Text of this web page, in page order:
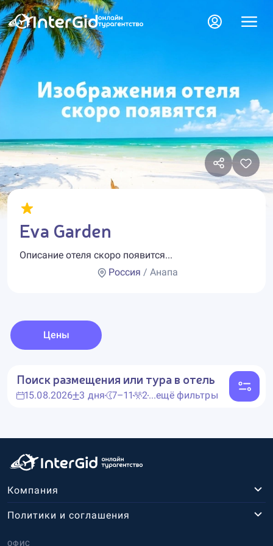
Eva Garden
Описание отеля скоро появится...
Россия / Анапа
Цены
Поиск размещения или тура в отель
15.08.2026 3 дня 7–11 2...ещё фильтры
Компания
ОФИС
Политики и соглашения